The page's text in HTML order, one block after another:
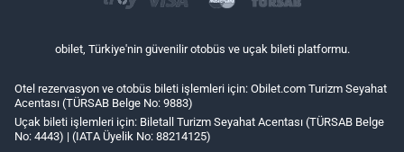
obilet, Türkiye'nin güvenilir otobüs ve uçak bileti platformu.
Otel rezervasyon ve otobüs bileti işlemleri için: Obilet.com Turizm Seyahat
Acentası (TÜRSAB Belge No: 9883)
Uçak bileti işlemleri için: Biletall Turizm Seyahat Acentası (TÜRSAB Belge
No: 4443) | (IATA Üyelik No: 88214125)